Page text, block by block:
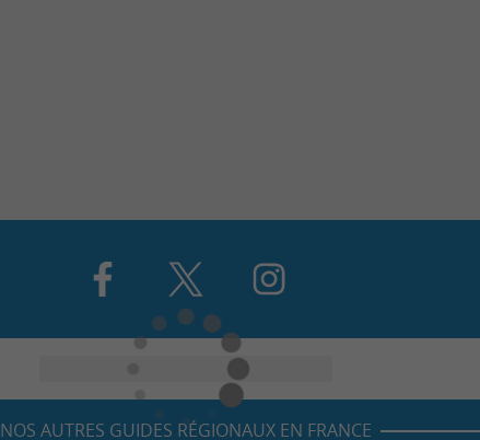
NOS AUTRES GUIDES RÉGIONAUX EN FRANCE